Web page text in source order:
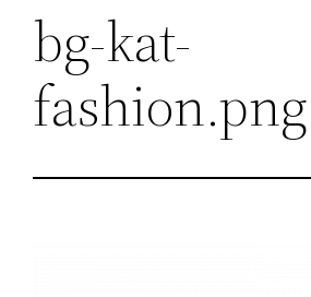
bg-kat-
fashion.png